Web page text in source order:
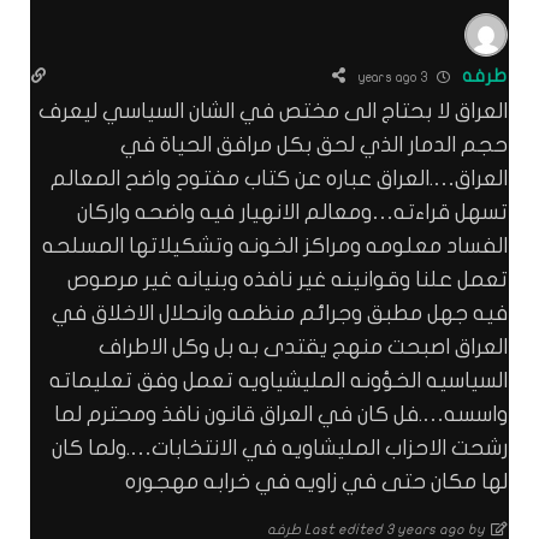
طرفه
العراق لا بحتاج الى مختص في الشان السياسي ليعرف
حجم الدمار الذي لحق بكل مرافق الحياة في
العراق….العراق عباره عن كتاب مفتوح واضح المعالم
تسهل قراءته…ومعالم الانهيار فيه واضحه واركان
الفساد معلومه ومراكز الخونه وتشكيلاتها المسلحه
تعمل علنا وقوانينه غير نافذه وبنيانه غير مرصوص
فيه جهل مطبق وجرائم منظمه وانحلال الاخلاق في
العراق اصبحت منهج يقتدى به بل وكل الاطراف
السياسيه الخؤونه المليشياويه تعمل وفق تعليماته
واسسه….فل كان في العراق قانون نافذ ومحترم لما
رشحت الاحزاب المليشاويه في الانتخابات….ولما كان
لها مكان حتى في زاويه في خرابه مهجوره
Last edited 3 years ago by طرفه